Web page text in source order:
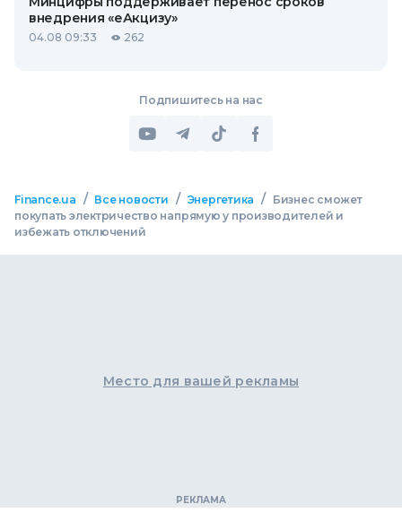
внедрения «еАкцизу»
04.08 09:33 262
Подпишитесь на нас
Finance.ua / Все новости / Энергетика /
Бизнес сможет
покупать электричество напрямую у производителей и
избежать отключений
Место для вашей рекламы